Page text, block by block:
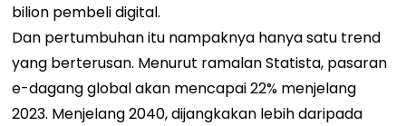
bilion pembeli digital.
Dan pertumbuhan itu nampaknya hanya satu trend
yang berterusan. Menurut ramalan Statista, pasaran
e-dagang global akan mencapai 22% menjelang
2023. Menjelang 2040, dijangkakan lebih daripada